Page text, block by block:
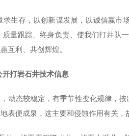
求生存，以创新谋发展，以诚信赢市
质量跟踪、终身负责、使我们打井队
互利、共创辉煌。
打岩石井技术信息
动态较稳定，有季节性变化规律，
表便成泉，这主要和侵蚀作用有关